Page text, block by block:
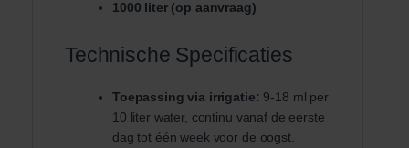
1000 liter (op aanvraag)
Technische Specificaties
Toepassing via irrigatie: 9-18 ml per
10 liter water, continu vanaf de eerste
dag tot één week voor de oogst.